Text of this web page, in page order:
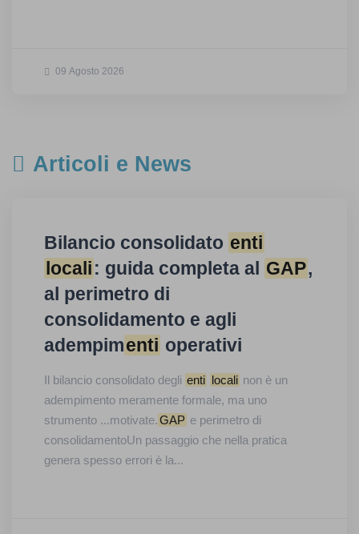
09 Agosto 2026
Articoli e News
Bilancio consolidato enti
locali: guida completa al GAP,
al perimetro di
consolidamento e agli
adempimenti operativi
Il bilancio consolidato degli enti locali non è un
adempimento meramente formale, ma uno
strumento ...motivate.GAP e perimetro di
consolidamentoUn passaggio che nella pratica
genera spesso errori è la...